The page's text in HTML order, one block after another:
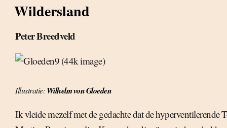
Wildersland
Peter Breedveld
Illustratie:Wilhelm von Gloeden
Ik vleide mezelf met de gedachte dat de hyperventilerende